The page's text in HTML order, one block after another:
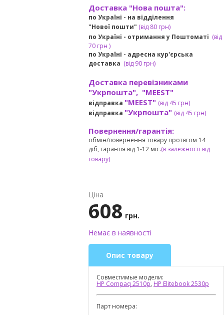
Доставка "Нова пошта":
по Україні - на відділення
"Нової пошти" (від 80 грн)
по Україні - отримання у Поштоматі (від
70 грн )
по Україні - адресна кур'єрська
доставка (від90 грн)
Доставка перевізниками
"Укрпошта", "MEEST"
відправка "MEEST" (від 45 грн)
відправка "Укрпошта" (від 45 грн)
Повернення/гарантія:
обмін/повернення товару протягом 14
діб, гарантія від 1-12 міс.(в залежності від
товару)
Ціна
608 грн.
Немає в наявності
Опис товару
Совместимые модели:
HP Compaq 2510p, HP Elitebook 2530p
Парт номера: